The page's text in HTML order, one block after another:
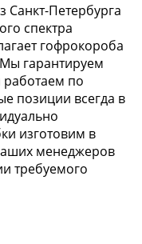
Санкт-Петербурга
спектра
гофрокороба
гарантируем
работаем по
позиции всегда в
изготовим в
менеджеров
требуемого